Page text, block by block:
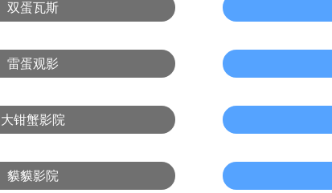
双蛋瓦斯
雷蛋观影
大钳蟹影院
貘貘影院